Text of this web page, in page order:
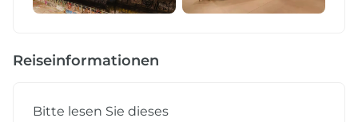
Reiseinformationen
Bitte lesen Sie dieses